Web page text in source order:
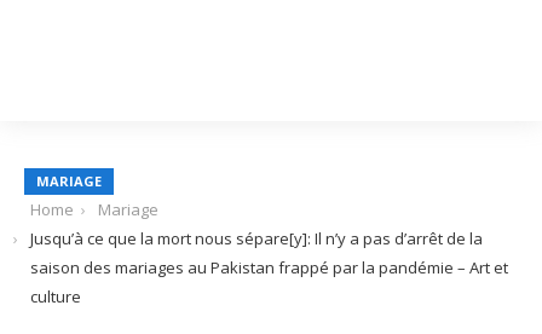
MARIAGE
Home
Mariage
Jusqu’à ce que la mort nous sépare[y]: Il n’y a pas d’arrêt de la
saison des mariages au Pakistan frappé par la pandémie – Art et
culture